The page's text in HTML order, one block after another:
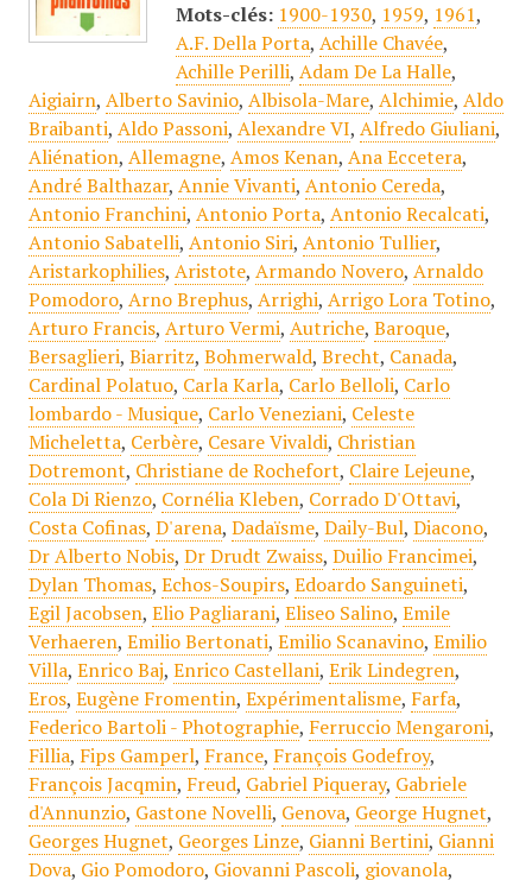
Mots-clés: 1900-1930, 1959, 1961,
A.F. Della Porta, Achille Chavée,
Achille Perilli, Adam De La Halle,
Aigiairn, Alberto Savinio, Albisola-Mare, Alchimie, Aldo
Braibanti, Aldo Passoni, Alexandre VI, Alfredo Giuliani,
Aliénation, Allemagne, Amos Kenan, Ana Eccetera,
André Balthazar, Annie Vivanti, Antonio Cereda,
Antonio Franchini, Antonio Porta, Antonio Recalcati,
Antonio Sabatelli, Antonio Siri, Antonio Tullier,
Aristarkophilies, Aristote, Armando Novero, Arnaldo
Pomodoro, Arno Brephus, Arrighi, Arrigo Lora Totino,
Arturo Francis, Arturo Vermi, Autriche, Baroque,
Bersaglieri, Biarritz, Bohmerwald, Brecht, Canada,
Cardinal Polatuo, Carla Karla, Carlo Belloli, Carlo
lombardo - Musique, Carlo Veneziani, Celeste
Micheletta, Cerbère, Cesare Vivaldi, Christian
Dotremont, Christiane de Rochefort, Claire Lejeune,
Cola Di Rienzo, Cornélia Kleben, Corrado D'Ottavi,
Costa Cofinas, D'arena, Dadaïsme, Daily-Bul, Diacono,
Dr Alberto Nobis, Dr Drudt Zwaiss, Duilio Francimei,
Dylan Thomas, Echos-Soupirs, Edoardo Sanguineti,
Egil Jacobsen, Elio Pagliarani, Eliseo Salino, Emile
Verhaeren, Emilio Bertonati, Emilio Scanavino, Emilio
Villa, Enrico Baj, Enrico Castellani, Erik Lindegren,
Eros, Eugène Fromentin, Expérimentalisme, Farfa,
Federico Bartoli - Photographie, Ferruccio Mengaroni,
Fillia, Fips Gamperl, France, François Godefroy,
François Jacqmin, Freud, Gabriel Piqueray, Gabriele
d'Annunzio, Gastone Novelli, Genova, George Hugnet,
Georges Hugnet, Georges Linze, Gianni Bertini, Gianni
Dova, Gio Pomodoro, Giovanni Pascoli, giovanola,